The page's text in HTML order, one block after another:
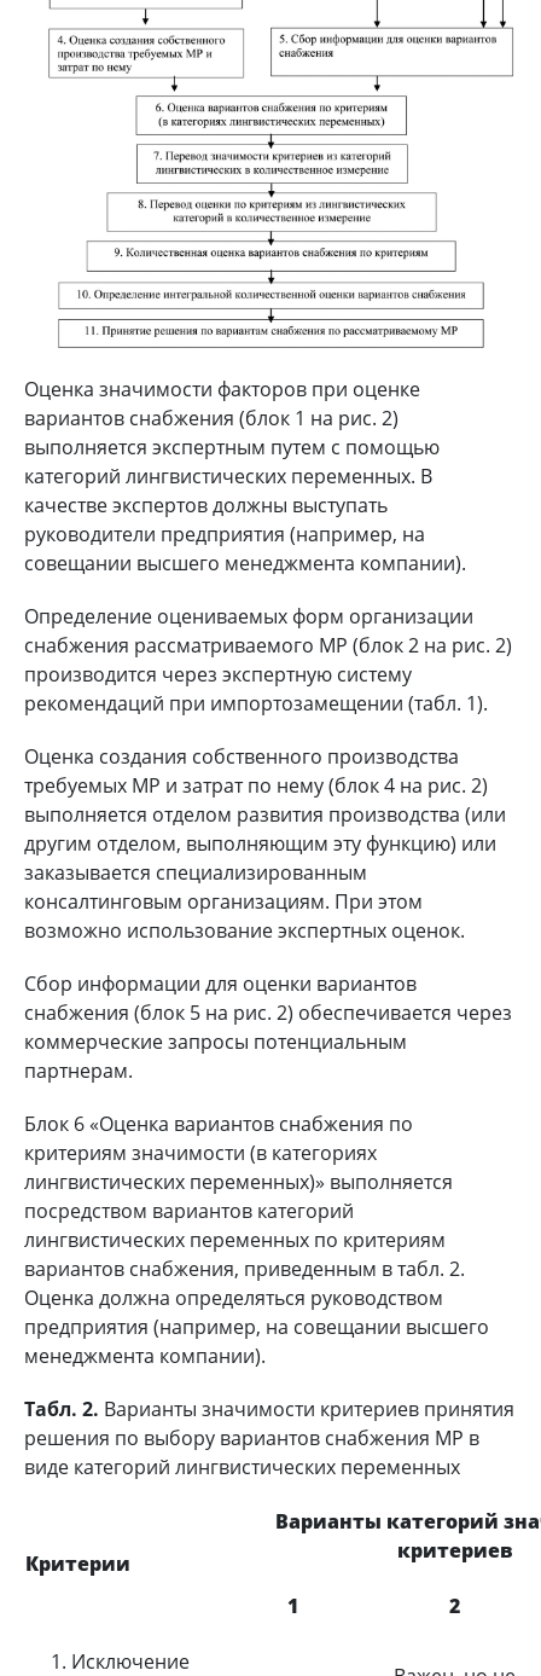
Оценка значимости факторов при оценке
вариантов снабжения (блок 1 на рис. 2)
выполняется экспертным путем с помощью
категорий лингвистических переменных. В
качестве экспертов должны выступать
руководители предприятия (например, на
совещании высшего менеджмента компании).
Определение оцениваемых форм организации
снабжения рассматриваемого МР (блок 2 на рис. 2)
производится через экспертную систему
рекомендаций при импортозамещении (табл. 1).
Оценка создания собственного производства
требуемых МР и затрат по нему (блок 4 на рис. 2)
выполняется отделом развития производства (или
другим отделом, выполняющим эту функцию) или
заказывается специализированным
консалтинговым организациям. При этом
возможно использование экспертных оценок.
Сбор информации для оценки вариантов
снабжения (блок 5 на рис. 2) обеспечивается через
коммерческие запросы потенциальным
партнерам.
Блок 6 «Оценка вариантов снабжения по
критериям значимости (в категориях
лингвистических переменных)» выполняется
посредством вариантов категорий
лингвистических переменных по критериям
вариантов снабжения, приведенным в табл. 2.
Оценка должна определяться руководством
предприятия (например, на совещании высшего
менеджмента компании).
Табл. 2. Варианты значимости критериев принятия
решения по выбору вариантов снабжения МР в
виде категорий лингвистических переменных
Критерии
Варианты категорий
критериев
1 2
1. Исключение